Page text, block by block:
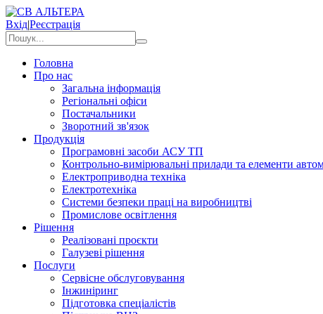
Вхід|Реєстрація
Головна
Про нас
Загальна інформація
Регіональні офіси
Постачальники
Зворотний зв'язок
Продукція
Програмовні засоби АСУ ТП
Контрольно-вимірювальні прилади та елементи
Електроприводна техніка
Електротехніка
Системи безпеки праці на виробництві
Промислове освітлення
Рішення
Реалізовані проєкти
Галузеві рішення
Послуги
Сервісне обслуговування
Інжиніринг
Підготовка спеціалістів